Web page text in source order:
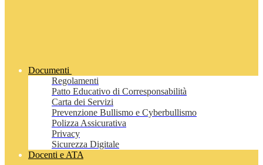
Documenti
Regolamenti
Patto Educativo di Corresponsabilità
Carta dei Servizi
Prevenzione Bullismo e Cyberbullismo
Polizza Assicurativa
Privacy
Sicurezza Digitale
Docenti e ATA